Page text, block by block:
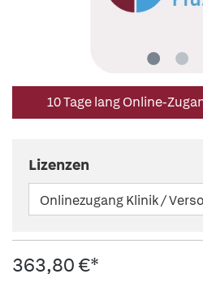
10 Tage lang Online-
Lizenzen
363,80 €*